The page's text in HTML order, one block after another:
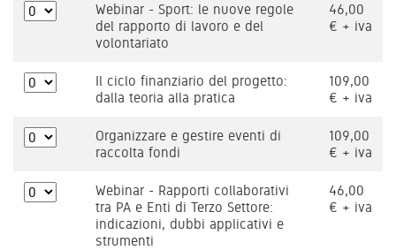
Webinar - Sport: le nuove regole
del rapporto di lavoro e del
volontariato
46,00
€ + iva
Il ciclo finanziario del progetto:
dalla teoria alla pratica
109,00
€ + iva
Organizzare e gestire eventi di
raccolta fondi
109,00
€ + iva
Webinar - Rapporti collaborativi
tra PA e Enti di Terzo Settore:
indicazioni, dubbi applicativi e
strumenti
46,00
€ + iva